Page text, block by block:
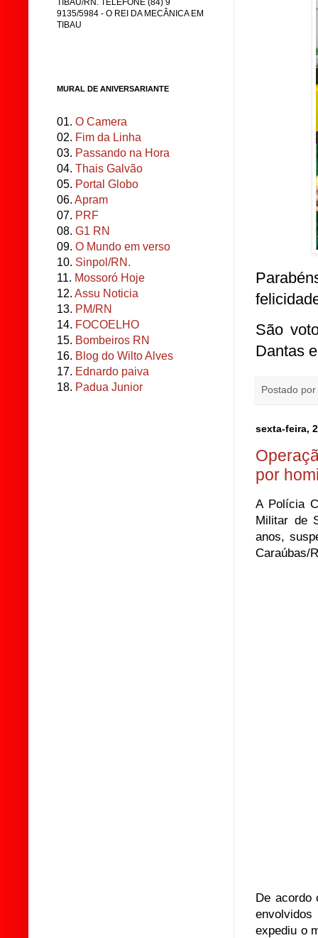
São
Dantas
Postado por
sexta-feira,
por
A Polícia
Militar de
anos,
Caraúbas/
De acordo
expediu o
TIBAU/RN. TELEFONE (84) 9
9135/5984 - O REI DA MECÂNICA EM
TIBAU
MURAL DE ANIVERSARIANTE
01. O Camera
02. Fim da Linha
03. Passando na Hora
04. Thais Galvão
05. Portal Globo
06. Apram
07. PRF
08. G1 RN
09. O Mundo em verso
10. Sinpol/RN.
11. Mossoró Hoje
12. Assu Noticia
13. PM/RN
14. FOCOELHO
15. Bombeiros RN
16. Blog do Wilto Alves
17. Ednardo paiva
18. Padua Junior